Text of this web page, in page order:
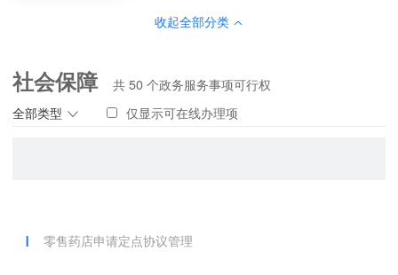
收起全部分类
社会保障
全部类型
共50 个政务服务事项可行权
仅显示可在线办理项
零售药店申请定点协议管理